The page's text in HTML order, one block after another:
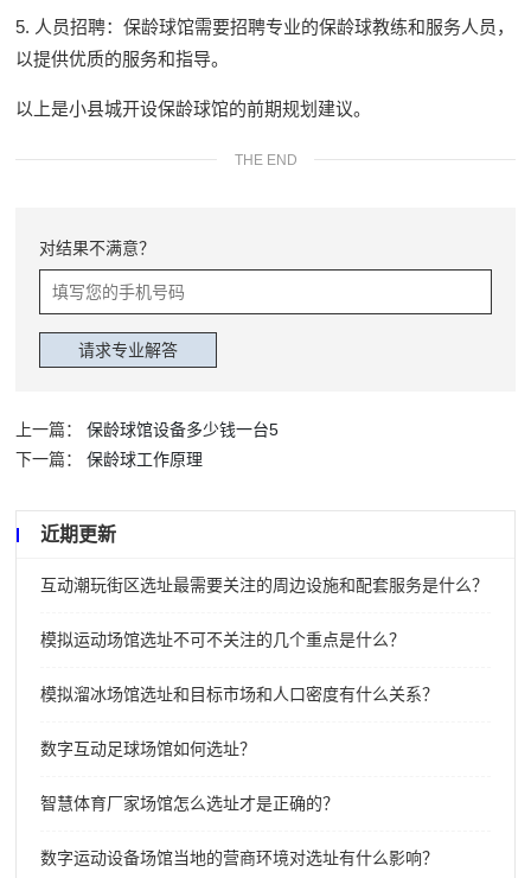
5. 人员招聘：保龄球馆需要招聘专业的保龄球教练和服务人员，
以提供优质的服务和指导。
以上是小县城开设保龄球馆的前期规划建议。
THE END
对结果不满意？
上一篇：
保龄球馆设备多少钱一台5
下一篇：
保龄球工作原理
近期更新
互动潮玩街区选址最需要关注的周边设施和配套服务是什么？
模拟运动场馆选址不可不关注的几个重点是什么？
模拟溜冰场馆选址和目标市场和人口密度有什么关系？
数字互动足球场馆如何选址？
智慧体育厂家场馆怎么选址才是正确的？
数字运动设备场馆当地的营商环境对选址有什么影响？